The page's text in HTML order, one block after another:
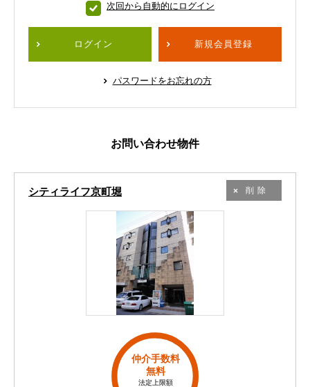
次回から自動的にログイン
ログイン 新規会員登録
パスワードをお忘れの方
お問い合わせ物件
シティライフ京町堀 削除
仲介手数料
無料
法定上限額